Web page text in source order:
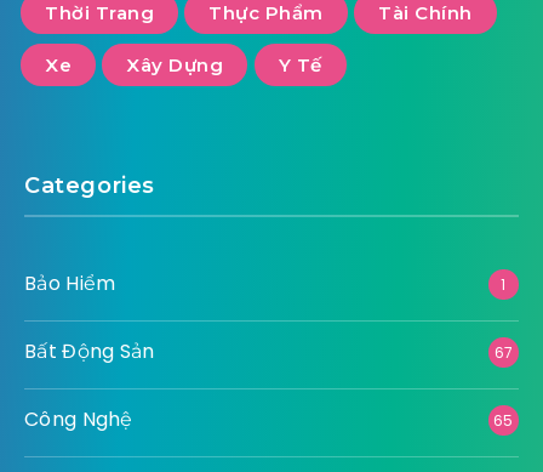
Thời Trang Thực Phẩm Tài Chính
Xe Xây Dựng Y Tế
Categories
Bảo Hiểm 1
Bất Động Sản 67
Công Nghệ 65